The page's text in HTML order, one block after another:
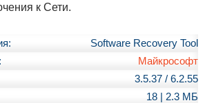
к Сети.
Software Recovery Tool
Майкрософт
3.5.37 / 6.2.55
18 | 2.3 МБ